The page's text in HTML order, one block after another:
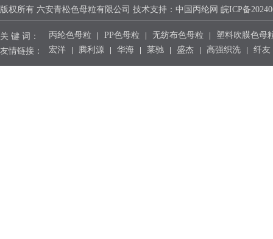
版权所有 六安青松色母粒有限公司 技术支持： 中国丙纶网 皖ICP备
关 键 词： 丙纶色母粒 PP色母粒 无纺布色母粒
塑料吹膜色母
友情链接：
宏洋 腾利源 华海 莱驰 盛杰 高强织洗 纤友